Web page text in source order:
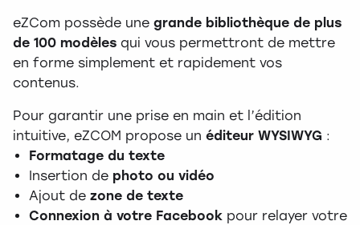
eZCom possède une grande bibliothèque de plus
de 100 modèles qui vous permettront de mettre
en forme simplement et rapidement vos
contenus.
Pour garantir une prise en main et l’édition
intuitive, eZCOM propose un éditeur WYSIWYG :
Formatage du texte
Insertion de photo ou vidéo
Ajout de zone de texte
Connexion à votre Facebook pour relayer votre